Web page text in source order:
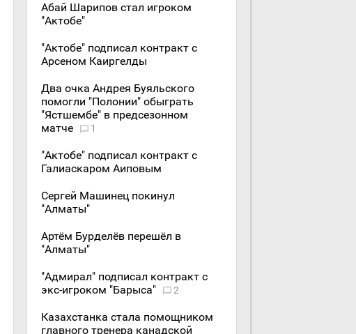
Абай Шарипов стал игроком
"Актобе"
"Актобе" подписал контракт с
Арсеном Каиргелды
Два очка Андрея Буяльского
помогли "Полонии" обыграть
"Ястшембе" в предсезонном
матче
1
"Актобе" подписал контракт с
Галиаскаром Аиповым
Сергей Машинец покинул
"Алматы"
Артём Бурделёв перешёл в
"Алматы"
"Адмирал" подписал контракт с
экс-игроком "Барыса"
2
Казахстанка стала помощником
главного тренера канадской